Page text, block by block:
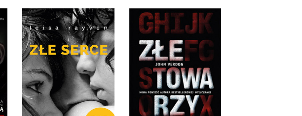
ZŁE SERCE
LEISA RAYVEN
OPRAWA MIĘKKA
ZŁE TOWARZYSTWO
JOHN VERDON
OPRAWA MIĘKKA